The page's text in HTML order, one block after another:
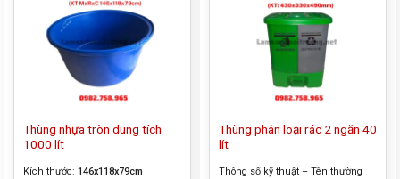
Thùng nhựa tròn dung tích
1000 lít
Kích thước: 146x118x79cm
Thùng phân loại rác 2 ngăn 40
lít
Thông số kỹ thuật – Tên thường